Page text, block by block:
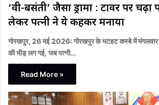
‘वीरू-बसंती’ जैसा ड्रामा : टावर पर
लेकर पत्नी ने ये कहकर मनाया
गोरखपुर, 26 मई 2026: गोरखपुर के भटहट कस्बे में मंगलवार
की भीड़ लग गई, जब पत्नी…
Read More »